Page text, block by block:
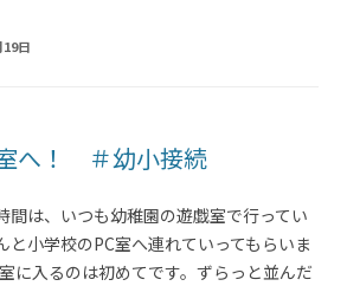
日
へ！ ＃幼小接続
は、いつも幼稚園の遊戯室で行ってい
と小学校のPC室へ連れていってもらいま
に入るのは初めてです。ずらっと並んだ